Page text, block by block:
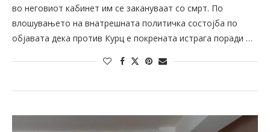
во неговиот кабинет им се закануваат со смрт. По
влошувањето на внатрешната политичка состојба по
објавата дека против Курц е покрената истрага поради …